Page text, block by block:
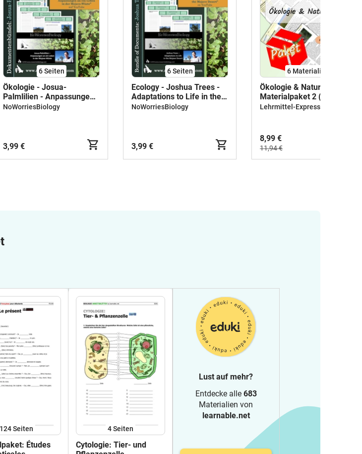
6Seiten
Ökologie - Josua-
Palmlilien - Anpassungen
an ein Leben in der
NoWorriesBiology
3,99 €
6Seiten
Ecology - Joshua Trees -
Adaptations to Life in the
Mojave Desert
NoWorriesBiology
3,99 €
6 Materialien
Ökologie & Naturschutz -
Materialpaket 2 (Sek 1)
Lehrmittel-Express
8,99 €
11,94 €
124Seiten
Études
4Seiten
Cytologie: Tier- und
Lust auf mehr?
Entdecke alle 683
Materialien von
learnable.net